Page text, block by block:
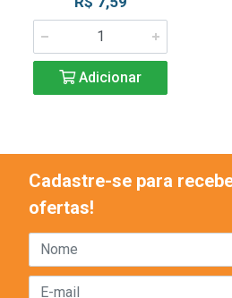
Adicionar
Cadastre-se para
ofertas!